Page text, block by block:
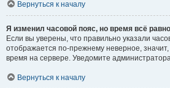
Вернуться к началу
Я изменил часовой пояс, но время всё
Если вы уверены, что правильно указали
отображается по-прежнему неверное,
время на сервере. Уведомите
Вернуться к началу